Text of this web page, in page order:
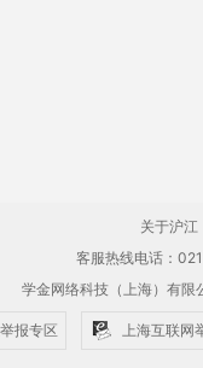
关于沪江
客服热线电话：
学金网络科技（上海）有
报专区 上海互联网